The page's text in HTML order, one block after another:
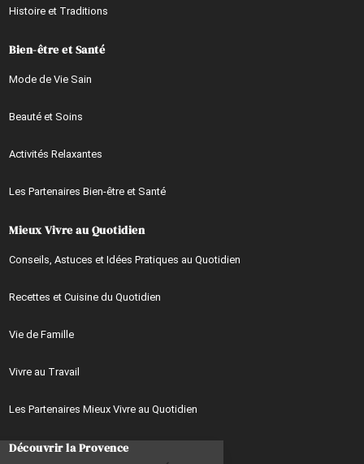
Histoire et Traditions
Bien-être et Santé
Mode de Vie Sain
Beauté et Soins
Activités Relaxantes
Les Partenaires Bien-être et Santé
Mieux Vivre au Quotidien
Conseils, Astuces et Idées Pratiques au Quotidien
Recettes et Cuisine du Quotidien
Vie de Famille
Vivre au Travail
Les Partenaires Mieux Vivre au Quotidien
Découvrir la Provence